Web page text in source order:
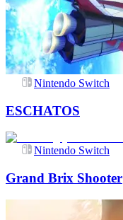
Nintendo Switch
ESCHATOS
Nintendo Switch
Grand Brix Shooter